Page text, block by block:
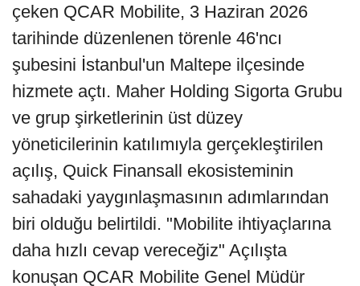
çeken QCAR Mobilite, 3 Haziran 2026
tarihinde düzenlenen törenle 46'ncı
şubesini İstanbul'un Maltepe ilçesinde
hizmete açtı. Maher Holding Sigorta Grubu
ve grup şirketlerinin üst düzey
yöneticilerinin katılımıyla gerçekleştirilen
açılış, Quick Finansall ekosisteminin
sahadaki yaygınlaşmasının adımlarından
biri olduğu belirtildi. "Mobilite ihtiyaçlarına
daha hızlı cevap vereceğiz" Açılışta
konuşan QCAR Mobilite Genel Müdür